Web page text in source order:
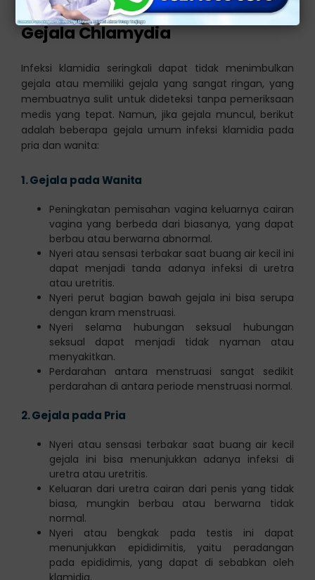
Gejala Chlamydia
Infeksi klamidia seringkali dapat tidak menimbulkan
gejala atau memiliki gejala yang sangat ringan, yang
membuatnya sulit untuk dideteksi tanpa pemeriksaan
medis yang tepat. Namun, jika gejala muncul, berikut
adalah beberapa gejala umum infeksi klamidia pada
pria dan wanita:
1.Gejala pada Wanita
Peningkatan pemisahan vagina keluarnya cairan
vagina yang berbeda dari biasanya, yang dapat
berbau atau berwarna abnormal.
Nyeri atau sensasi terbakar saat buang air kecil ini
dapat menjadi tanda adanya infeksi di uretra
atau uretritis.
Nyeri perut bagian bawah gejala ini bisa serupa
dengan kram menstruasi.
Nyeri selama hubungan seksual hubungan
seksual dapat menjadi tidak nyaman atau
menyakitkan.
Perdarahan antara menstruasi sangat sedikit
perdarahan di antara periode menstruasi normal.
2.Gejala pada Pria
Nyeri atau sensasi terbakar saat buang air kecil
gejala ini bisa menunjukkan adanya infeksi di
uretra atau uretritis.
Keluaran dari uretra cairan dari penis yang tidak
biasa, mungkin berbau atau berwarna tidak
normal.
Nyeri atau bengkak pada testis ini dapat
menunjukkan epididimitis, yaitu peradangan
pada epididimis, yang dapat di sebabkan oleh